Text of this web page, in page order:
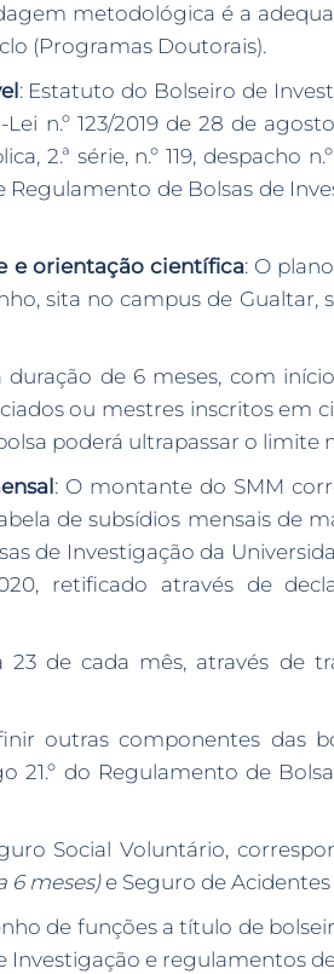
metodológica é a
(Programas Doutorais).
: Estatuto do Bolseiro de
n.º 123/2019 de 28 de
2.ª série, n.º 119, despacho
Regulamento de Bolsas de
e orientação científica: O
sita no campus de
duração de 6 meses, com
ou mestres inscritos
poderá ultrapassar o
: O montante do SMM
de subsídios mensais
de Investigação da
retificado através de
de cada mês, através de
outras componentes das
21.º do Regulamento de
Social Voluntário,
6 meses)e Seguro de Acidentes
de funções a título de
e regulamentos